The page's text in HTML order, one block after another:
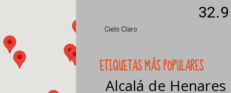
Cielo Claro
32.9
ETIQUETAS MÁS POPULARES
Alcalá de Henares